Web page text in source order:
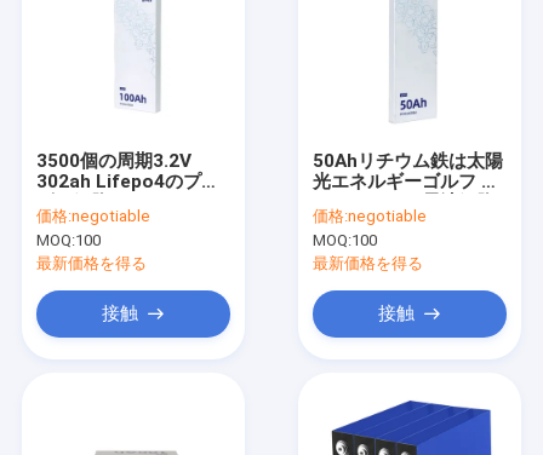
3500個の周期3.2V
302ah Lifepo4のプリ
280Ah
価格:negotiable
MOQ:100
最新価格を得る
接触
50Ahリチウム鉄は太陽
光エネルギーゴルフ カ
をリン酸で処理する
価格:negotiable
MOQ:100
最新価格を得る
接触